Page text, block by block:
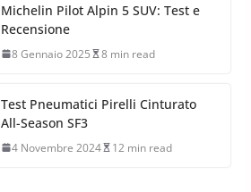
Michelin Pilot Alpin 5 SUV: Test e
Recensione
8 Gennaio 2025 8 min read
Test Pneumatici Pirelli Cinturato
All-Season SF3
4 Novembre 2024 12 min read